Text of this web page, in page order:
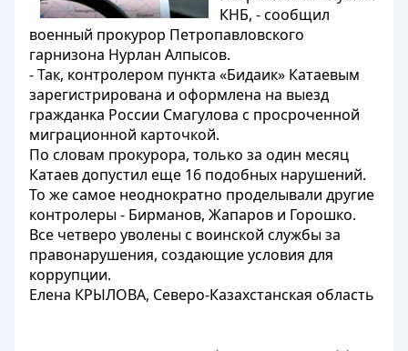
КНБ, - сообщил
военный прокурор Петропавловского
гарнизона Нурлан Алпысов.
- Так, контролером пункта «Бидаик» Катаевым
зарегистрирована и оформлена на выезд
гражданка России Смагулова с просроченной
миграционной карточкой.
По словам прокурора, только за один месяц
Катаев допустил еще 16 подобных нарушений.
То же самое неоднократно проделывали другие
контролеры - Бирманов, Жапаров и Горошко.
Все четверо уволены с воинской службы за
правонарушения, создающие условия для
коррупции.
Елена КРЫЛОВА, Северо-Казахстанская область